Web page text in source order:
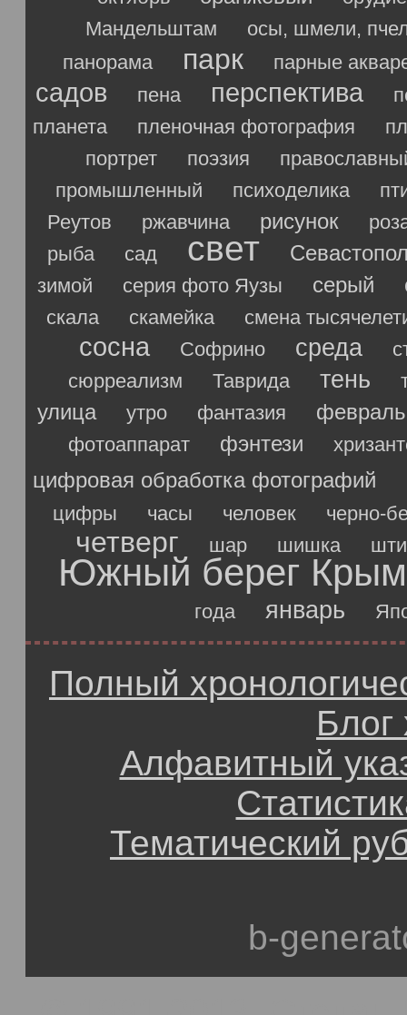
Мандельштам
осы, шмели,
панорама
парк парные
садов пена перспектива
планета
пленочная фотография
портрет
поэзия
промышленный
психоделика
Реутов
ржавчина рисунок
рыба
сад свет
зимой серия фото Яузы серый
скала скамейка смена
сосна Софрино среда
сюрреализм
Таврида тень
улица утро фантазия февраль
фотоаппарат фэнтези
цифровая обработка фотографий
цифры часы человек черно-
четверг шар шишка
Южный берег
года январь
Полный
Блог
Алфавитный
Тематический
b-